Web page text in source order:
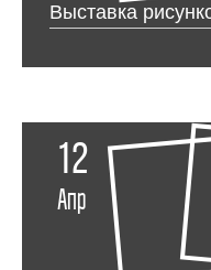
Выставка
12
Апр